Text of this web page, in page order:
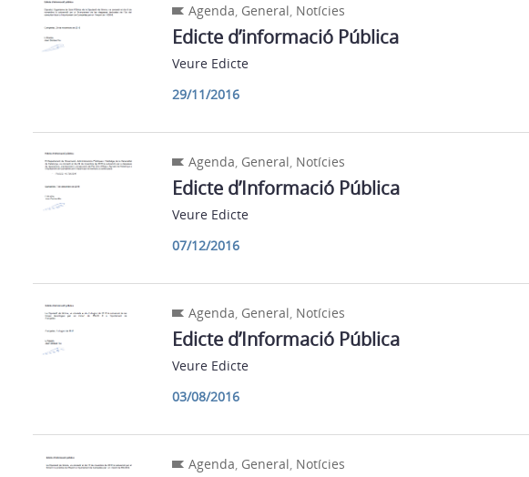
Agenda, General, Notícies
Edicte d’informació Pública
Veure Edicte
29/11/2016
Agenda, General, Notícies
Edicte d’Informació Pública
Veure Edicte
07/12/2016
Agenda, General, Notícies
Edicte d’Informació Pública
Veure Edicte
03/08/2016
Agenda, General, Notícies